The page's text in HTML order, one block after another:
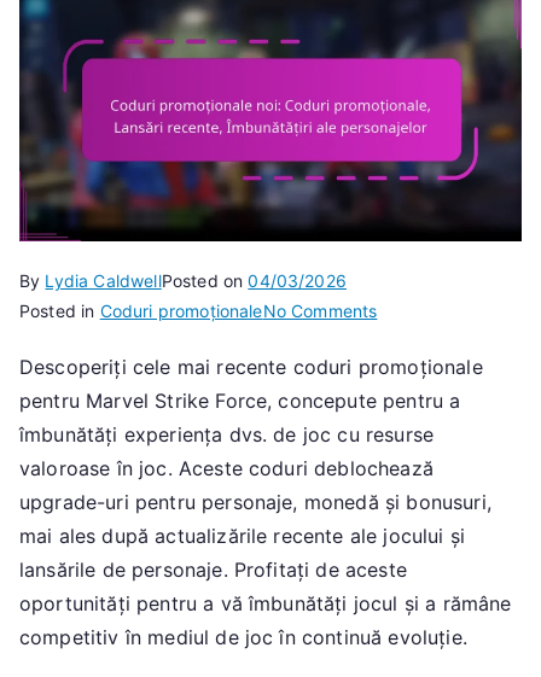
By Lydia CaldwellPosted on04/03/2026
Posted in Coduri promoționaleNo Commentson
promoționale
noi:
Coduri
promoționale,
Lansări
recente,
Îmbunătățiri
ale
personajelor
Descoperiți cele mai recente coduri promoționale
pentru Marvel Strike Force, concepute pentru a
îmbunătăți experiența dvs. de joc cu resurse
valoroase în joc. Aceste coduri deblochează
upgrade-uri pentru personaje, monedă și bonusuri,
mai ales după actualizările recente ale jocului și
lansările de personaje. Profitați de aceste
oportunități pentru a vă îmbunătăți jocul și a rămâne
competitiv în mediul de joc în continuă evoluție.